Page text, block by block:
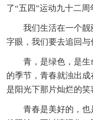
了“五四”运动九十二周
我们生活在一个
字眼，我们要去追回与
青，是绿色，是
的季节，青春就浊出成
是阳光下那片灿烂的笑
青春是美好的，